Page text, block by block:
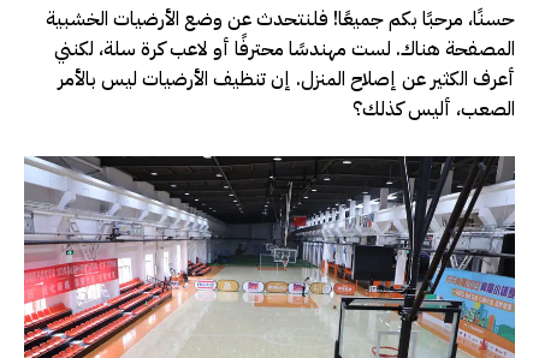
حسنًا، مرحبًا بكم جميعًا! فلنتحدث عن وضع الأرضيات الخشبية
المصفحة هناك. لست مهندسًا محترفًا أو لاعب كرة سلة، لكنني
أعرف الكثير عن إصلاح المنزل. إن تنظيف الأرضيات ليس بالأمر
الصعب، أليس كذلك؟